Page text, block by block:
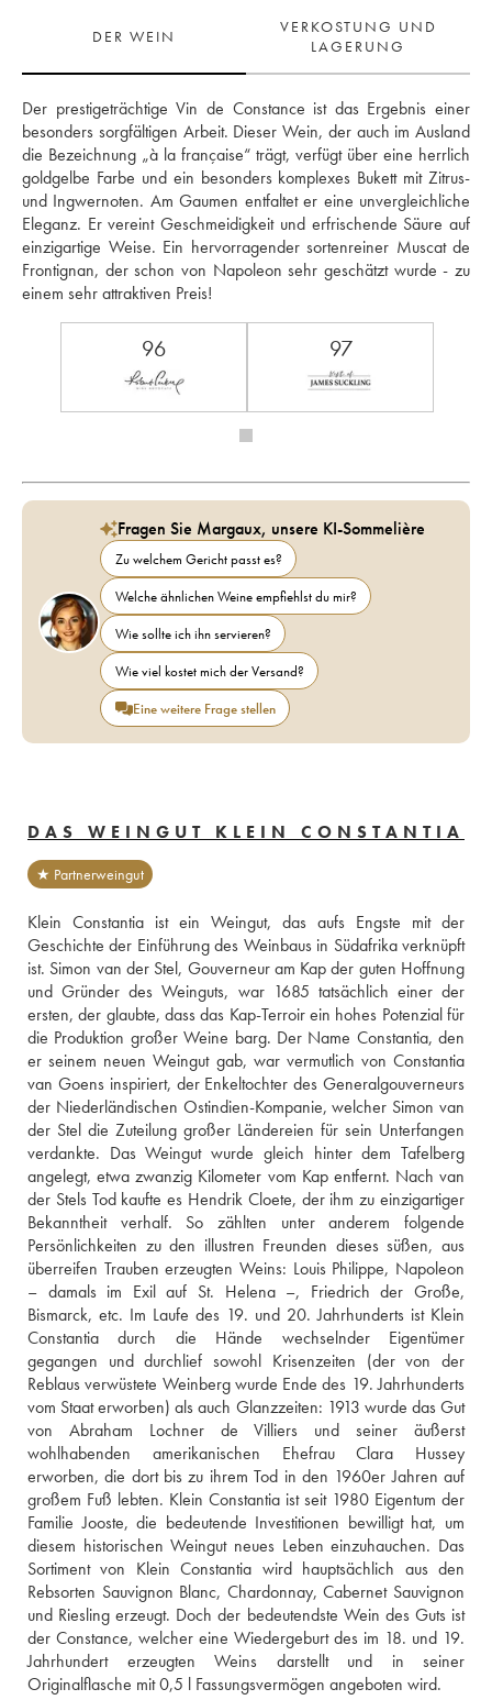
DER WEIN
VERKOSTUNG UND
LAGERUNG
Der prestigeträchtige Vin de Constance ist das Ergebnis einer
besonders sorgfältigen Arbeit. Dieser Wein, der auch im Ausland
die Bezeichnung „à la française“ trägt, verfügt über eine herrlich
goldgelbe Farbe und ein besonders komplexes Bukett mit Zitrus-
und Ingwernoten. Am Gaumen entfaltet er eine unvergleichliche
Eleganz. Er vereint Geschmeidigkeit und erfrischende Säure auf
einzigartige Weise. Ein hervorragender sortenreiner Muscat de
Frontignan, der schon von Napoleon sehr geschätzt wurde - zu
einem sehr attraktiven Preis!
96 97
Fragen Sie Margaux, unsere KI-Sommelière
Zu welchem Gericht passt es?
Welche ähnlichen Weine empfiehlst du mir?
Wie sollte ich ihn servieren?
Wie viel kostet mich der Versand?
Eine weitere Frage stellen
DAS WEINGUT KLEIN CONSTANTIA
★ Partnerweingut
Klein Constantia ist ein Weingut, das aufs Engste mit der
Geschichte der Einführung des Weinbaus in Südafrika verknüpft
ist. Simon van der Stel, Gouverneur am Kap der guten Hoffnung
und Gründer des Weinguts, war 1685 tatsächlich einer der
ersten, der glaubte, dass das Kap-Terroir ein hohes Potenzial für
die Produktion großer Weine barg. Der Name Constantia, den
er seinem neuen Weingut gab, war vermutlich von Constantia
van Goens inspiriert, der Enkeltochter des Generalgouverneurs
der Niederländischen Ostindien-Kompanie, welcher Simon van
der Stel die Zuteilung großer Ländereien für sein Unterfangen
verdankte. Das Weingut wurde gleich hinter dem Tafelberg
angelegt, etwa zwanzig Kilometer vom Kap entfernt. Nach van
der Stels Tod kaufte es Hendrik Cloete, der ihm zu einzigartiger
Bekanntheit verhalf. So zählten unter anderem folgende
Persönlichkeiten zu den illustren Freunden dieses süßen, aus
überreifen Trauben erzeugten Weins: Louis Philippe, Napoleon
– damals im Exil auf St. Helena –, Friedrich der Große,
Bismarck, etc. Im Laufe des 19. und 20. Jahrhunderts ist Klein
Constantia durch die Hände wechselnder Eigentümer
gegangen und durchlief sowohl Krisenzeiten (der von der
Reblaus verwüstete Weinberg wurde Ende des 19. Jahrhunderts
vom Staat erworben) als auch Glanzzeiten: 1913 wurde das Gut
von Abraham Lochner de Villiers und seiner äußerst
wohlhabenden amerikanischen Ehefrau Clara Hussey
erworben, die dort bis zu ihrem Tod in den 1960er Jahren auf
großem Fuß lebten. Klein Constantia ist seit 1980 Eigentum der
Familie Jooste, die bedeutende Investitionen bewilligt hat, um
diesem historischen Weingut neues Leben einzuhauchen. Das
Sortiment von Klein Constantia wird hauptsächlich aus den
Rebsorten Sauvignon Blanc, Chardonnay, Cabernet Sauvignon
und Riesling erzeugt. Doch der bedeutendste Wein des Guts ist
der Constance, welcher eine Wiedergeburt des im 18. und 19.
Jahrhundert erzeugten Weins darstellt und in seiner
Originalflasche mit 0,5 l Fassungsvermögen angeboten wird.